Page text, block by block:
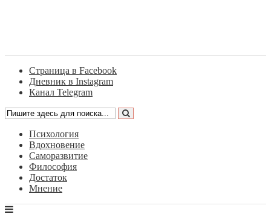
Страница в Facebook
Дневник в Instagram
Канал Telegram
Психология
Вдохновение
Саморазвитие
Философия
Достаток
Мнение